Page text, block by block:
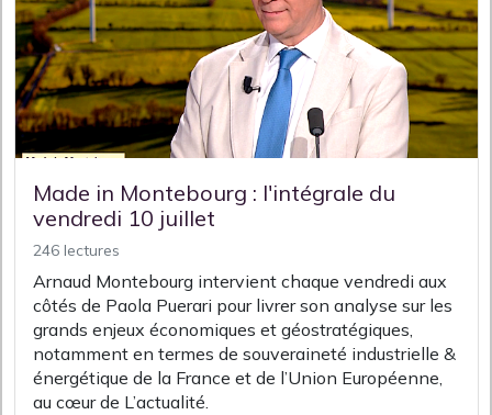
Made in Montebourg : l'intégrale du
vendredi 10 juillet
246 lectures
Arnaud Montebourg intervient chaque vendredi aux
côtés de Paola Puerari pour livrer son analyse sur les
grands enjeux économiques et géostratégiques,
notamment en termes de souveraineté industrielle &
énergétique de la France et de l’Union Européenne,
au cœur de L’actualité.